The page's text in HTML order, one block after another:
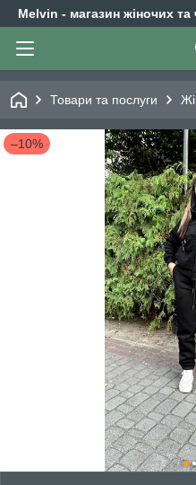
Melvin - магазин жіночих та
Товари та послуги
–10%